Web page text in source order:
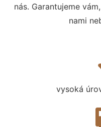
nás. Garantujeme
nami
vysoká